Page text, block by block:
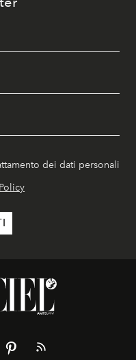
dei dati personali